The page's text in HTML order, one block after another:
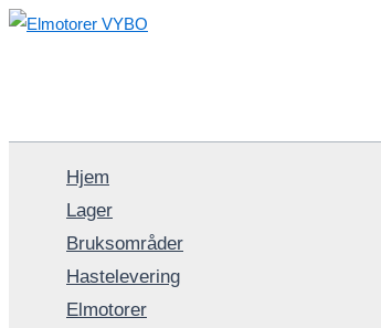
Hopp
Hjem
Lager
Bruksområder
Hastelevering
Elmotorer